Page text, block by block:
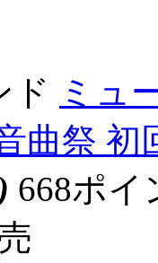
ド ミュ
曲祭 初
668ポ